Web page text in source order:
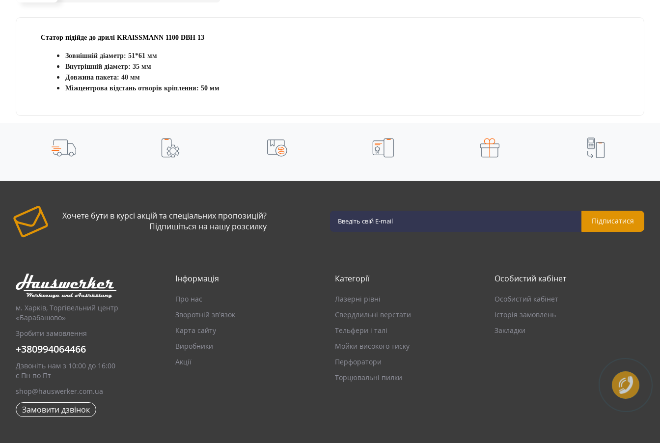
Статор підійде до дрилі KRAISSMANN 1100 DBH 13
Зовнішній діаметр: 51*61 мм
Внутрішній діаметр: 35 мм
Довжина пакета: 40 мм
Міжцентрова відстань отворів кріплення: 50 мм
Хочете бути в курсі акцій та спеціальних пропозицій?
Підпишіться на нашу розсилку
Підписатися
м. Харків, Торгівельний центр
«Барабашово»
Зробити замовлення
+380994064466
Дзвоніть нам з 10:00 до 16:00
с Пн по Пт
shop@hauswerker.com.ua
Замовити дзвінок
Інформація
Про нас
Зворотній зв’язок
Карта сайту
Виробники
Акції
Категорії
Лазерні рівні
Свердлильні верстати
Тельфери і талі
Мойки високого тиску
Перфоратори
Торцювальні пилки
Особистий кабінет
Особистий кабінет
Історія замовлень
Закладки